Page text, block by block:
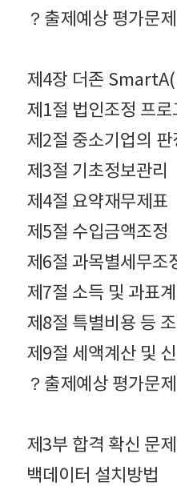
？출제예상 평가문제
제4장 더존
제1절 법인조정 프
제2절 중소기업의
제3절 기초정보관리
제4절 요약재무제표
제5절 수입금액조정
제6절 과목별세무조
제7절 소득 및 과표
제8절 특별비용 등
제9절 세액계산 및
？출제예상 평가문제
제3부 합격 확신 문
백데이터 설치방법